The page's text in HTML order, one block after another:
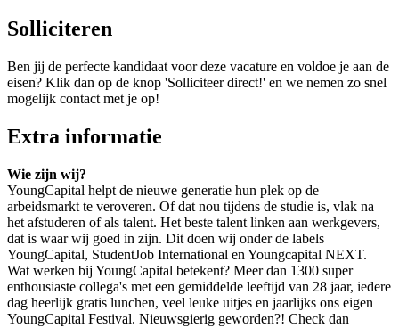
Solliciteren
Ben jij de perfecte kandidaat voor deze vacature en voldoe je aan de
eisen? Klik dan op de knop 'Solliciteer direct!' en we nemen zo snel
mogelijk contact met je op!
Extra informatie
Wie zijn wij?
YoungCapital helpt de nieuwe generatie hun plek op de
arbeidsmarkt te veroveren. Of dat nou tijdens de studie is, vlak na
het afstuderen of als talent. Het beste talent linken aan werkgevers,
dat is waar wij goed in zijn. Dit doen wij onder de labels
YoungCapital, StudentJob International en Youngcapital NEXT.
Wat werken bij YoungCapital betekent? Meer dan 1300 super
enthousiaste collega's met een gemiddelde leeftijd van 28 jaar, iedere
dag heerlijk gratis lunchen, veel leuke uitjes en jaarlijks ons eigen
YoungCapital Festival. Nieuwsgierig geworden?! Check dan